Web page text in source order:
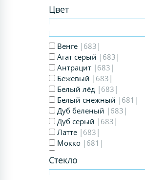
Цвет
Венге |683|
Агат серый |683|
Антрацит |683|
Бежевый |683|
Белый лёд |683|
Белый снежный |681|
Дуб беленый |683|
Дуб серый |683|
Латте |683|
Мокко |681|
Пепельный
Стекло